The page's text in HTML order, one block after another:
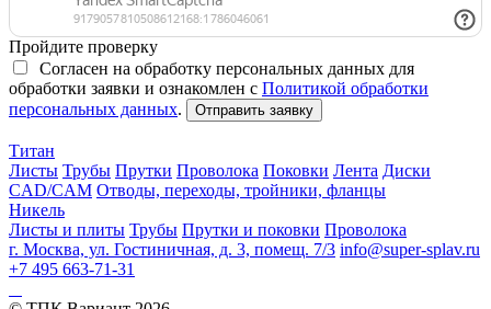
Пройдите проверку
Согласен на обработку персональных данных для
обработки заявки и ознакомлен с Политикой обработки
персональных данных. Отправить заявку
Титан
Листы Трубы Прутки Проволока Поковки Лента Диски
CAD/CAM Отводы, переходы, тройники, фланцы
Никель
Листы и плиты Трубы Прутки и поковки Проволока
г. Москва, ул. Гостиничная, д. 3, помещ. 7/3 info@super-splav.ru
+7 495 663-71-31